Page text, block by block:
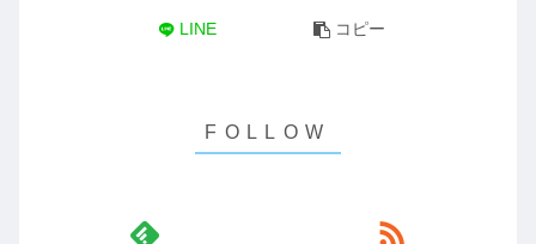
LINE コピー